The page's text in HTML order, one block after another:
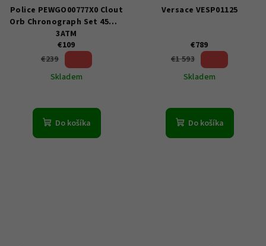
Police PEWGO00777X0 Clout
Orb Chronograph Set 45mm
3ATM
€109
€239
Skladem
Do košíka
Versace VESP01125
€789
€1 593
Skladem
Do košíka